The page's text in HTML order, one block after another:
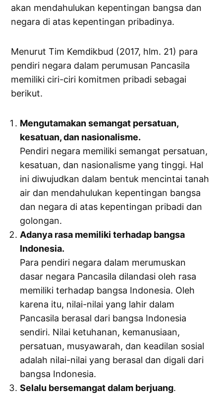
akan mendahulukan kepentingan bangsa dan
negara di atas kepentingan pribadinya.
Menurut Tim Kemdikbud (2017, hlm. 21) para
pendiri negara dalam perumusan Pancasila
memiliki ciri-ciri komitmen pribadi sebagai
berikut.
Mengutamakan semangat persatuan,
kesatuan, dan nasionalisme.
Pendiri negara memiliki semangat persatuan,
kesatuan, dan nasionalisme yang tinggi. Hal
ini diwujudkan dalam bentuk mencintai tanah
air dan mendahulukan kepentingan bangsa
dan negara di atas kepentingan pribadi dan
golongan.
Adanya rasa memiliki terhadap bangsa
Indonesia.
Para pendiri negara dalam merumuskan
dasar negara Pancasila dilandasi oleh rasa
memiliki terhadap bangsa Indonesia. Oleh
karena itu, nilai-nilai yang lahir dalam
Pancasila berasal dari bangsa Indonesia
sendiri. Nilai ketuhanan, kemanusiaan,
persatuan, musyawarah, dan keadilan sosial
adalah nilai-nilai yang berasal dan digali dari
bangsa Indonesia.
Selalu bersemangat dalam berjuang.